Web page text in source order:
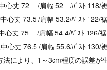
心丈 72 /肩幅 52 /ﾊﾞｽﾄ 118/
心丈 73.5 /肩幅 53.2/ﾊﾞｽﾄ 122/
心丈 75 /肩幅 54.4/ﾊﾞｽﾄ 126/
心丈 76.5 /肩幅 55.6/ﾊﾞｽﾄ 130/
法により、1～3cm程度の誤差が